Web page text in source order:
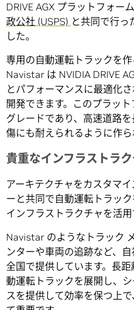
DRIVE AGX プラットフォー
政公社 (USPS) と共同で行っ
した。
専用の自動運転トラックを
Navistar は NVIDIA DRIVE
とパフォーマンスに最適化
開発できます。このプラッ
グレードであり、高速道路
傷にも耐えられるように作ら
貴重なインフラストラ
アーキテクチャをカスタマ
ーと共同で自動運転トラッ
インフラストラクチャを活用
Navistar のようなトラック
ンターや車両の追跡など、
全国で提供しています。長
動運転トラックを展開し、
スを提供して効率を保つ上